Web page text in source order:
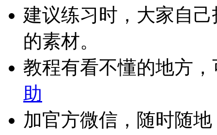
建议练习时，大家自
的素材。
教程有看不懂的地方
助
加官方微信，随时随